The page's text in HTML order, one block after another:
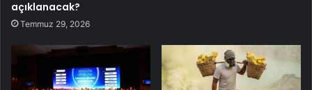
açıklanacak?
Temmuz 29, 2026